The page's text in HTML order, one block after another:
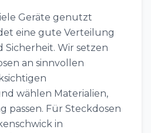
Geräte genutzt
eine gute Verteilung
Wir setzen
an sinnvollen
wählen Materialien,
passen. Für Steckdosen
in